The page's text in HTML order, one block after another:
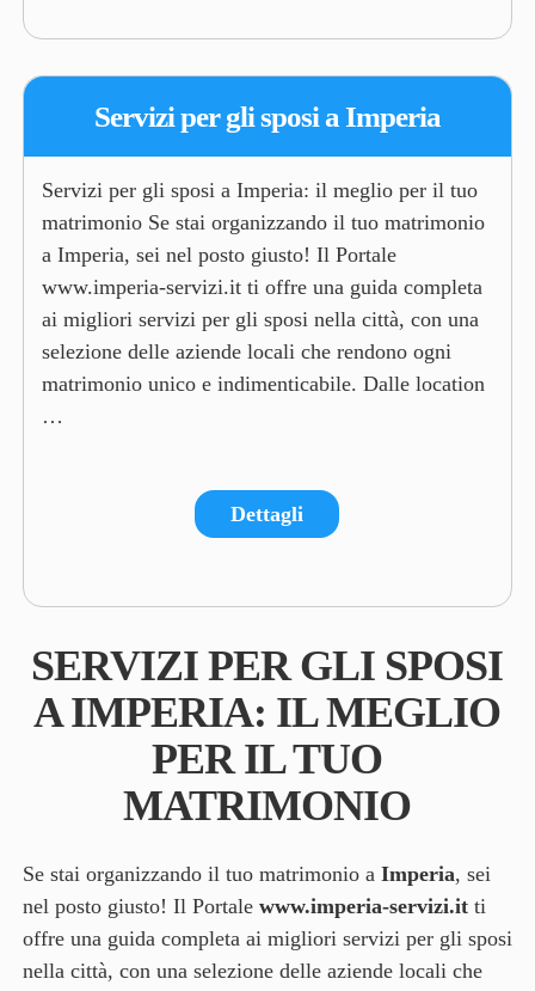
Servizi per gli sposi a Imperia
Servizi per gli sposi a Imperia: il meglio per il tuo
matrimonio Se stai organizzando il tuo matrimonio
a Imperia, sei nel posto giusto! Il Portale
www.imperia-servizi.it ti offre una guida completa
ai migliori servizi per gli sposi nella città, con una
selezione delle aziende locali che rendono ogni
matrimonio unico e indimenticabile. Dalle location
…
Dettagli
SERVIZI PER GLI SPOSI
A IMPERIA: IL MEGLIO
PER IL TUO
MATRIMONIO
Se stai organizzando il tuo matrimonio a Imperia, sei
nel posto giusto! Il Portale www.imperia-servizi.itti
offre una guida completa ai migliori servizi per gli sposi
nella città, con una selezione delle aziende locali che